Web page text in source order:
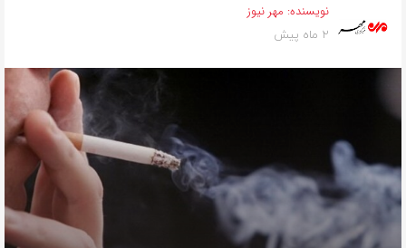
نویسنده: مهر نیوز
2 ماه پیش